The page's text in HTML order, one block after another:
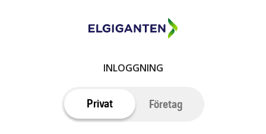
INLOGGNING
Privat Företag